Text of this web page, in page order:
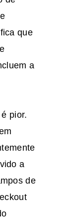
que
a
pior.
a
de